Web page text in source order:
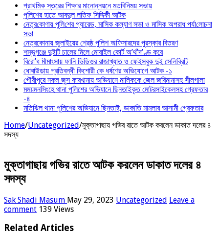
প্রাথমিক স্তরের শিক্ষার মানোন্নয়নে মতবিনিময় সভায়
পুলিশের হাতে আবদুল লতিফ সিদ্দিকী আটক
নেত্র‌কোণায় পু‌লি‌শের প্যারেড, মাসিক কল্যাণ সভা ও মাসিক অপরাধ পর্যা‌লোচনা
সভা
নেত্রকোনায় জুলাইয়ের শ্রেষ্ঠ পুলিশ অফিসারদের পুরস্কার বিতরণ
শম্ভুগঞ্জে দুইটি চালের মিলে মোবাইল কোর্ট অ’র্থ’দ’ণ্ড করে
বিরো’ধ মীমাংসায় ফানি ভিডিওর রাজাখ্যাত ও ফেইসবুক দুই সেলিব্রিটি
ধোবাউড়ায় প্রতিবন্ধী কিশোরী কে ধর্ষণের অভিযোগে আটক -১
গৌরীপুরে নকল জুস কারখানায় অভিযানে মালিককে জেল জরিমানাসহ সীলগালা
মময়মনসিংহে থানা পুলিশের অভিযানে ছিনতাইকৃত মোটরসাইকেলসহ গ্রেফতার
-৪
মতিঝিল থানা পুলিশের অভিযানে ছিনতাই, ডাকাতি মামলার আসামী গ্রেফতার
Home/Uncategorized/মুক্তাগাছায় গভির রাতে আটক করলেন ডাকাত দলের ৪
সদস্য
মুক্তাগাছায় গভির রাতে আটক করলেন ডাকাত দলের ৪
সদস্য
Sak Shadi Masum May 29, 2023 Uncategorized Leave a
comment 139 Views
Related Articles